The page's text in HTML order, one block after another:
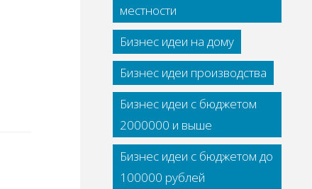
местности
Бизнес идеи на дому
Бизнес идеи производства
Бизнес идеи с бюджетом
2000000 и выше
Бизнес идеи с бюджетом до
100000 рублей